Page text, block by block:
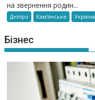
на звернення родин...
Дніпро Кам'янське Україна
Бізнес